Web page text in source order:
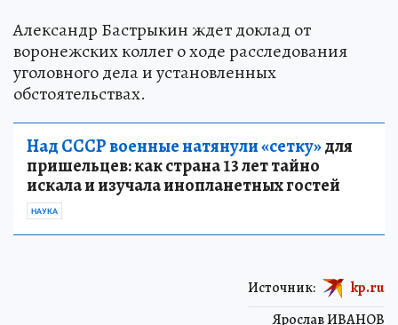
Александр Бастрыкин ждет доклад от
воронежских коллег о ходе расследования
уголовного дела и установленных
обстоятельствах.
Над СССР военные натянули «сетку»для
пришельцев: как страна 13 лет тайно
искала и изучала инопланетных гостей
НАУКА
Ярослав ИВАНОВ
Источник: kp.ru